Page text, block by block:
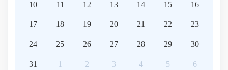
10 11 12 13 14 15 16
17 18 19 20 21 22 23
24 25 26 27 28 29 30
31 1 2 3 4 5 6